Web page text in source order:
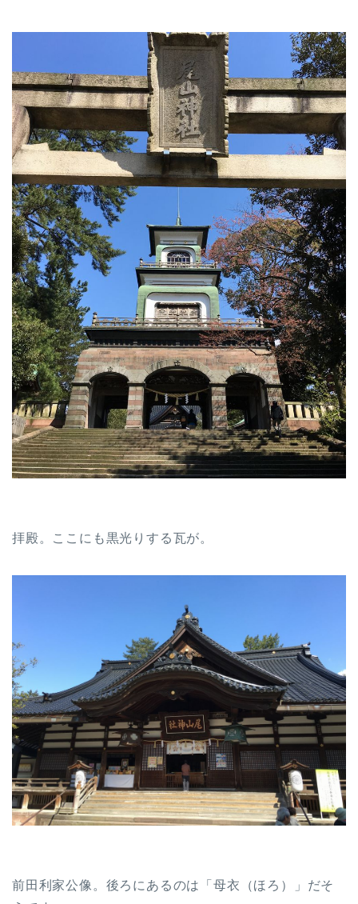
拝殿。ここにも黒光りする瓦が。
前田利家公像。後ろにあるのは「母衣（ほろ）」だそ